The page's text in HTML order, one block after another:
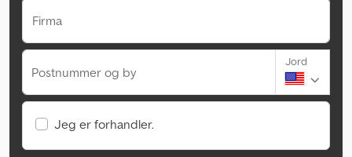
Firma
Postnummer og by
Jord
Jeg er forhandler.